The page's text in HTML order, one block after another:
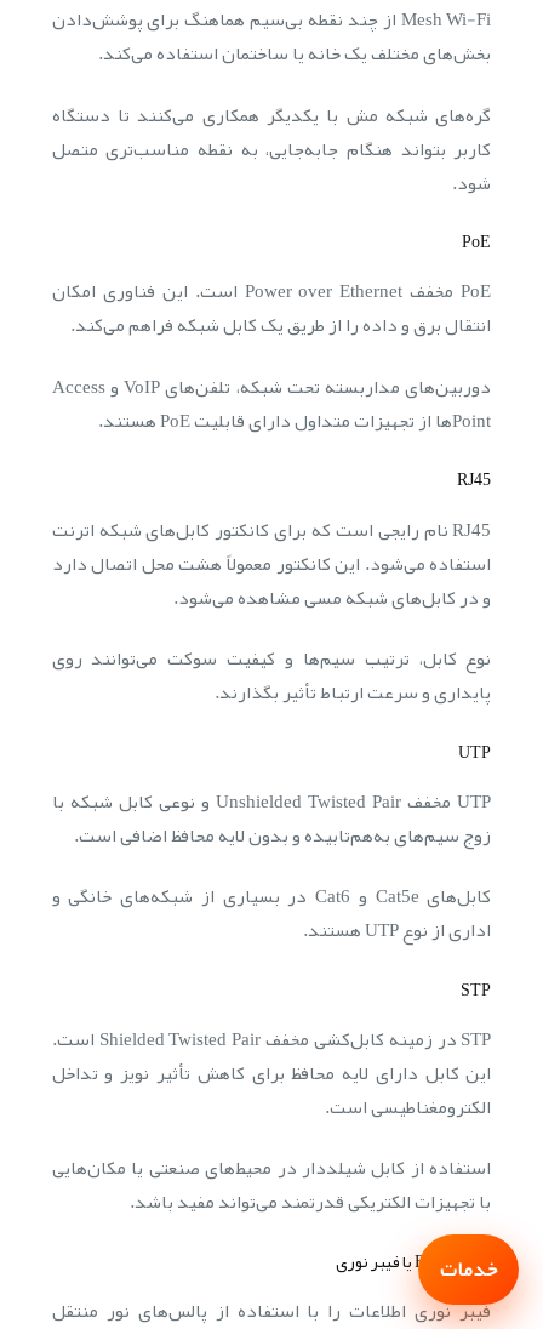
Mesh Wi-Fi از چند نقطه بی‌سیم هماهنگ برای پوشش‌دادن
بخش‌های مختلف یک خانه یا ساختمان استفاده می‌کند.
گره‌های شبکه مش با یکدیگر همکاری می‌کنند تا دستگاه
کاربر بتواند هنگام جابه‌جایی، به نقطه مناسب‌تری متصل
شود.
PoE
PoE مخفف Power over Ethernet است. این فناوری امکان
انتقال برق و داده را از طریق یک کابل شبکه فراهم می‌کند.
دوربین‌های مداربسته تحت شبکه، تلفن‌های VoIP و Access
Pointها از تجهیزات متداول دارای قابلیت PoE هستند.
RJ45
RJ45 نام رایجی است که برای کانکتور کابل‌های شبکه اترنت
استفاده می‌شود. این کانکتور معمولاً هشت محل اتصال دارد
و در کابل‌های شبکه مسی مشاهده می‌شود.
نوع کابل، ترتیب سیم‌ها و کیفیت سوکت می‌توانند روی
پایداری و سرعت ارتباط تأثیر بگذارند.
UTP
UTP مخفف Unshielded Twisted Pair و نوعی کابل شبکه با
زوج سیم‌های به‌هم‌تابیده و بدون لایه محافظ اضافی است.
کابل‌های Cat5e و Cat6 در بسیاری از شبکه‌های خانگی و
اداری از نوع UTP هستند.
STP
STP در زمینه کابل‌کشی مخفف Shielded Twisted Pair است.
این کابل دارای لایه محافظ برای کاهش تأثیر نویز و تداخل
الکترومغناطیسی است.
استفاده از کابل شیلددار در محیط‌های صنعتی یا مکان‌هایی
با تجهیزات الکتریکی قدرتمند می‌تواند مفید باشد.
Fiber Optic یا فیبر نوری
فیبر نوری اطلاعات را با استفاده از پالس‌های نور منتقل
خدمات